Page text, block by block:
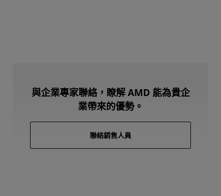
與企業專家聯絡，瞭解 AMD 能為貴企
業帶來的優勢。
聯絡銷售人員